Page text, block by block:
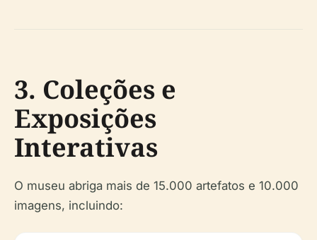
3. Coleções e
Exposições
Interativas
O museu abriga mais de 15.000 artefatos e 10.000
imagens, incluindo: